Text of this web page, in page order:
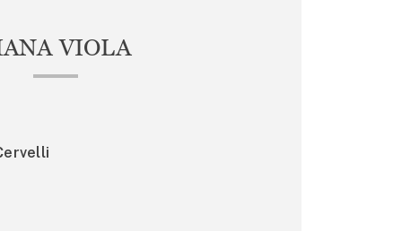
VIOLA